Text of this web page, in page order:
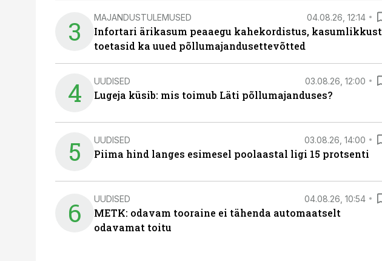
3 MAJANDUSTULEMUSED 04.08.26, 12:14
Infortari ärikasum peaaegu kahekordistus, kasumlikkust
toetasid ka uued põllumajandusettevõtted
4 UUDISED 03.08.26, 12:00
Lugeja küsib: mis toimub Läti põllumajanduses?
5 UUDISED 03.08.26, 14:00
Piima hind langes esimesel poolaastal ligi 15 protsenti
6 UUDISED 04.08.26, 10:54
METK: odavam tooraine ei tähenda automaatselt
odavamat toitu